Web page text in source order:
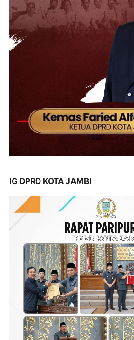
IG DPRD KOTA JAMBI